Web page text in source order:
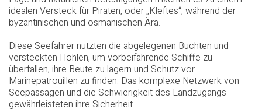
idealen Versteck für Piraten, oder „Kleftes“, während der
byzantinischen und osmanischen Ära.
Diese Seefahrer nutzten die abgelegenen Buchten und
versteckten Höhlen, um vorbeifahrende Schiffe zu
überfallen, ihre Beute zu lagern und Schutz vor
Marinepatrouillen zu finden. Das komplexe Netzwerk von
Seepassagen und die Schwierigkeit des Landzugangs
gewährleisteten ihre Sicherheit.